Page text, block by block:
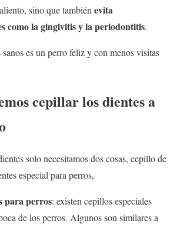
sino que también evita
como la gingivitis y la periodontitis.
es un perro feliz y con menos visitas
cepillar los dientes a
solo necesitamos dos cosas, cepillo de
especial para perros,
para perros: existen cepillos especiales
de los perros. Algunos son similares a